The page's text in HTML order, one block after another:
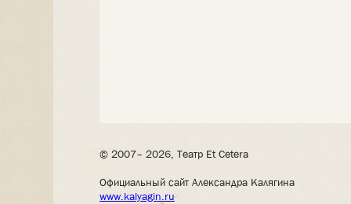
© 2007– 2026, Театр Et Cetera
Официальный сайт Александра Калягина
www.kalyagin.ru